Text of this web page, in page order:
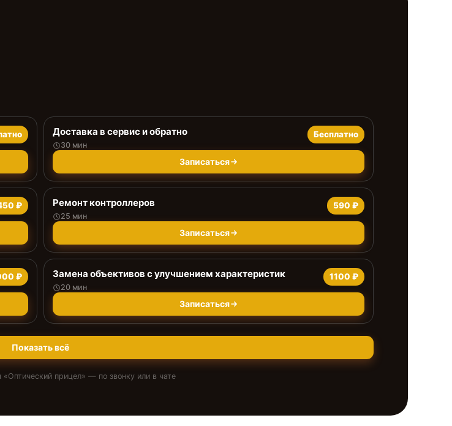
Доставка в сервис и обратно
30 мин
Бесплатно
Записаться
₽ Ремонт контроллеров
25 мин
590 ₽
Записаться
₽ Замена объективов с улучшением характеристик
20 мин
1100 ₽
Записаться
Показать всё
«Оптический прицел» — по звонку или в чате